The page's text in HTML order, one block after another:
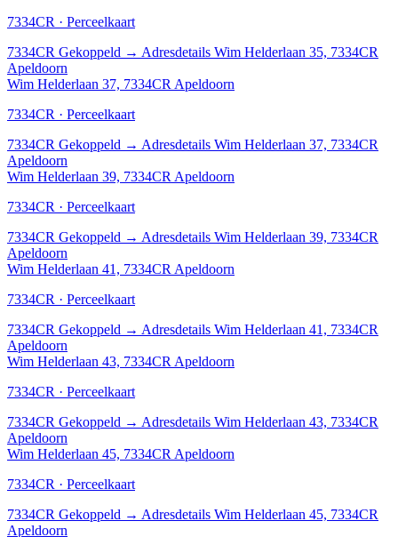
7334CR · Perceelkaart
7334CR Gekoppeld → Adresdetails Wim Helderlaan 35, 7334CR
Apeldoorn
Wim Helderlaan 37, 7334CR Apeldoorn
7334CR · Perceelkaart
7334CR Gekoppeld → Adresdetails Wim Helderlaan 37, 7334CR
Apeldoorn
Wim Helderlaan 39, 7334CR Apeldoorn
7334CR · Perceelkaart
7334CR Gekoppeld → Adresdetails Wim Helderlaan 39, 7334CR
Apeldoorn
Wim Helderlaan 41, 7334CR Apeldoorn
7334CR · Perceelkaart
7334CR Gekoppeld → Adresdetails Wim Helderlaan 41, 7334CR
Apeldoorn
Wim Helderlaan 43, 7334CR Apeldoorn
7334CR · Perceelkaart
7334CR Gekoppeld → Adresdetails Wim Helderlaan 43, 7334CR
Apeldoorn
Wim Helderlaan 45, 7334CR Apeldoorn
7334CR · Perceelkaart
7334CR Gekoppeld → Adresdetails Wim Helderlaan 45, 7334CR
Apeldoorn